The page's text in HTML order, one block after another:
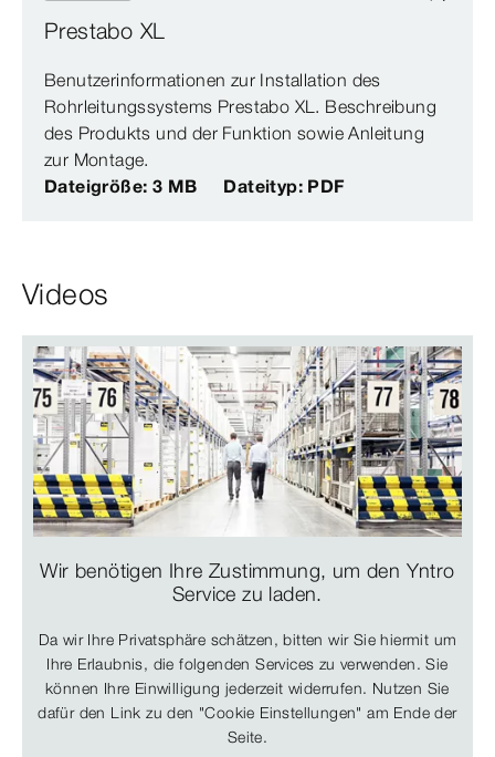
Prestabo XL
Benutzerinformationen zur Installation des
Rohrleitungssystems Prestabo XL. Beschreibung
des Produkts und der Funktion sowie Anleitung
zur Montage.
Dateigröße: 3 MB
Dateityp: PDF
Videos
Wir benötigen Ihre Zustimmung, um den Yntro
Service zu laden.
Da wir Ihre Privatsphäre schätzen, bitten wir Sie hiermit um
Ihre Erlaubnis, die folgenden Services zu verwenden. Sie
können Ihre Einwilligung jederzeit widerrufen. Nutzen Sie
dafür den Link zu den "Cookie Einstellungen" am Ende der
Seite.